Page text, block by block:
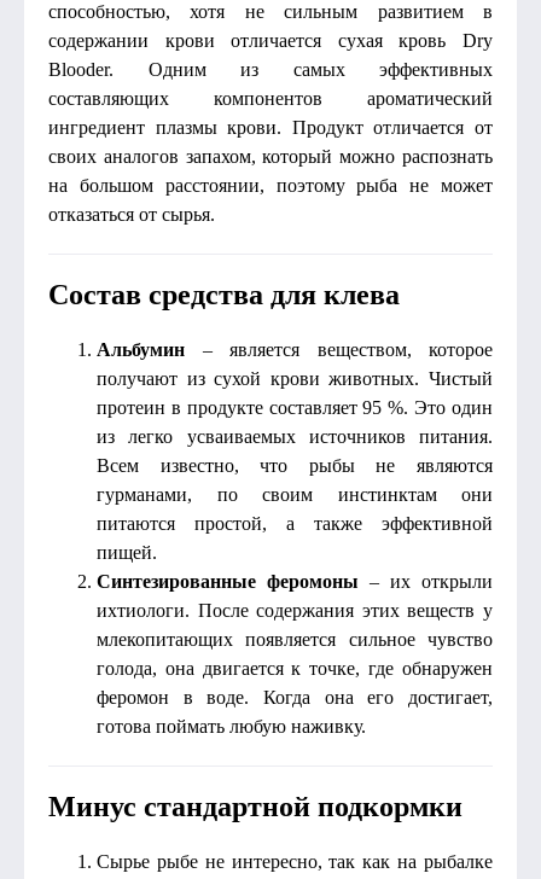
способностью, хотя не сильным развитием в
содержании крови отличается сухая кровь Dry
Blooder. Одним из самых эффективных
составляющих компонентов ароматический
ингредиент плазмы крови. Продукт отличается от
своих аналогов запахом, который можно распознать
на большом расстоянии, поэтому рыба не может
отказаться от сырья.
Состав средства для клева
Альбумин – является веществом, которое
получают из сухой крови животных. Чистый
протеин в продукте составляет 95 %. Это один
из легко усваиваемых источников питания.
Всем известно, что рыбы не являются
гурманами, по своим инстинктам они
питаются простой, а также эффективной
пищей.
Синтезированные феромоны – их открыли
ихтиологи. После содержания этих веществ у
млекопитающих появляется сильное чувство
голода, она двигается к точке, где обнаружен
феромон в воде. Когда она его достигает,
готова поймать любую наживку.
Минус стандартной подкормки
Сырье рыбе не интересно, так как на рыбалке